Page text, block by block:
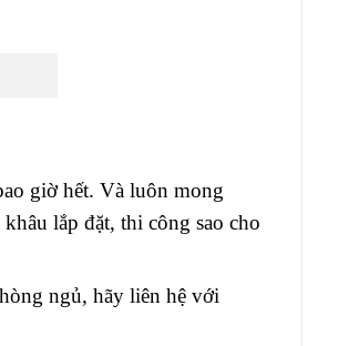
giờ hết. Và luôn mong
lắp đặt, thi công sao cho
ngủ, hãy liên hệ với